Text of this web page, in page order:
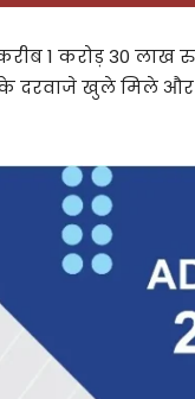
1 करोड़ 30
दरवाजे खुले मिले और